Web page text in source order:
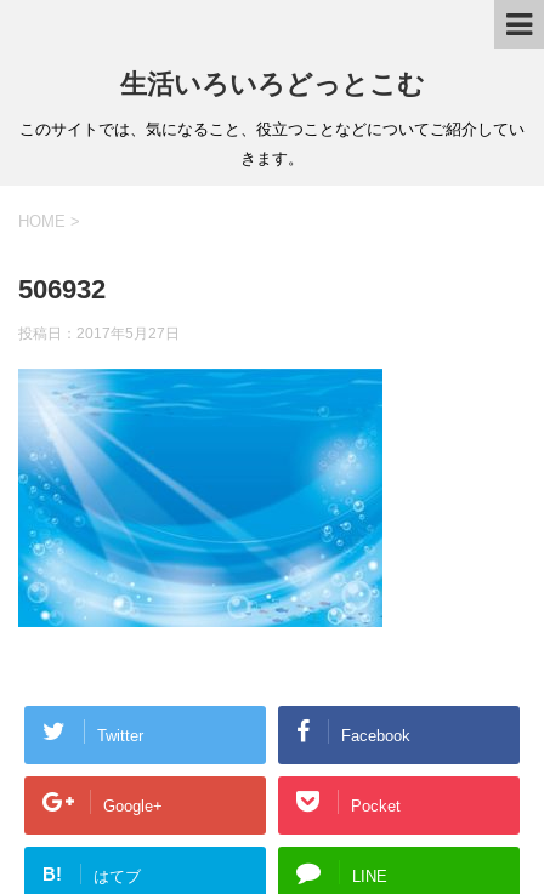
生活いろいろどっとこむ
このサイトでは、気になること、役立つことなどについてご紹介してい
きます。
HOME >
506932
投稿日： 2017年5月27日
Twitter Facebook
Google+ Pocket
B! はてブ LINE